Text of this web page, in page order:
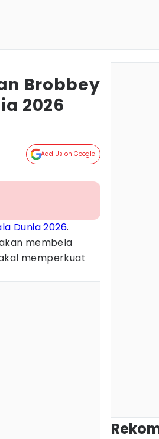
Brobbey
2026
Add Us on Google
Dunia 2026.
membela
memperkuat